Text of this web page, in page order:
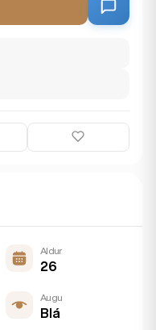
Aldur
26
Augu
Blá